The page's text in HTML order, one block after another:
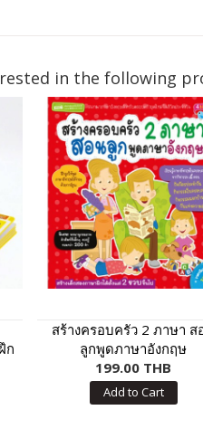
in the following
ก
สร้างครอบครัว 2 ภาษา ส
ลูกพูดภาษาอังกฤษ
199.00 THB
Add to Cart